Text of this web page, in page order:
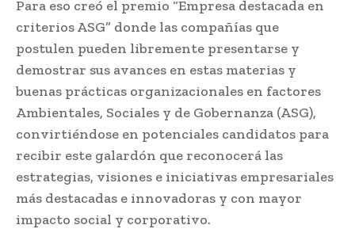
Para eso creó el premio “Empresa destacada en
criterios ASG” donde las compañías que
postulen pueden libremente presentarse y
demostrar sus avances en estas materias y
buenas prácticas organizacionales en factores
Ambientales, Sociales y de Gobernanza (ASG),
convirtiéndose en potenciales candidatos para
recibir este galardón que reconocerá las
estrategias, visiones e iniciativas empresariales
más destacadas e innovadoras y con mayor
impacto social y corporativo.